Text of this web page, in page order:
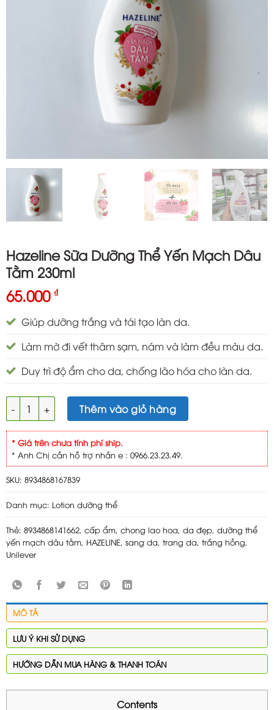
Hazeline Sữa Dưỡng Thể Yến Mạch Dâu
Tằm 230ml
65.000 ₫
Giúp dưỡng trắng và tái tạo làn da.
Làm mờ đi vết thâm sạm, nám và làm đều màu da.
Duy trì độ ẩm cho da, chống lão hóa cho làn da.
Hazeline Sữa Dưỡng Thể Yến Mạch Dâu Tằm 230ml số lượng
Thêm vào giỏ hàng
* Giá trên chưa tính phí ship.
* Anh Chị cần hỗ trợ nhắn e : 0966.23.23.49.
SKU: 8934868167839
Danh mục: Lotion dưỡng thể
Thẻ: 8934868141662, cấp ẩm, chong lao hoa, da đẹp, dưỡng thể
yến mạch dâu tằm, HAZELINE, sang da, trang da, trắng hồng,
Unilever
MÔ TẢ
LƯU Ý KHI SỬ DỤNG
HƯỚNG DẪN MUA HÀNG & THANH TOÁN
Contents